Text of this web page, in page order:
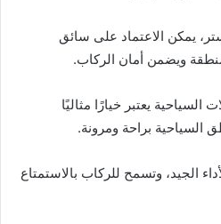
يمكن الاعتماد على سائق
ويضمن أمان الركاب.
السياحية يعتبر خيارًا مثاليًا
السياحية براحة ومرونة.
الجيد، وتسمح للركاب بالاستمتاع